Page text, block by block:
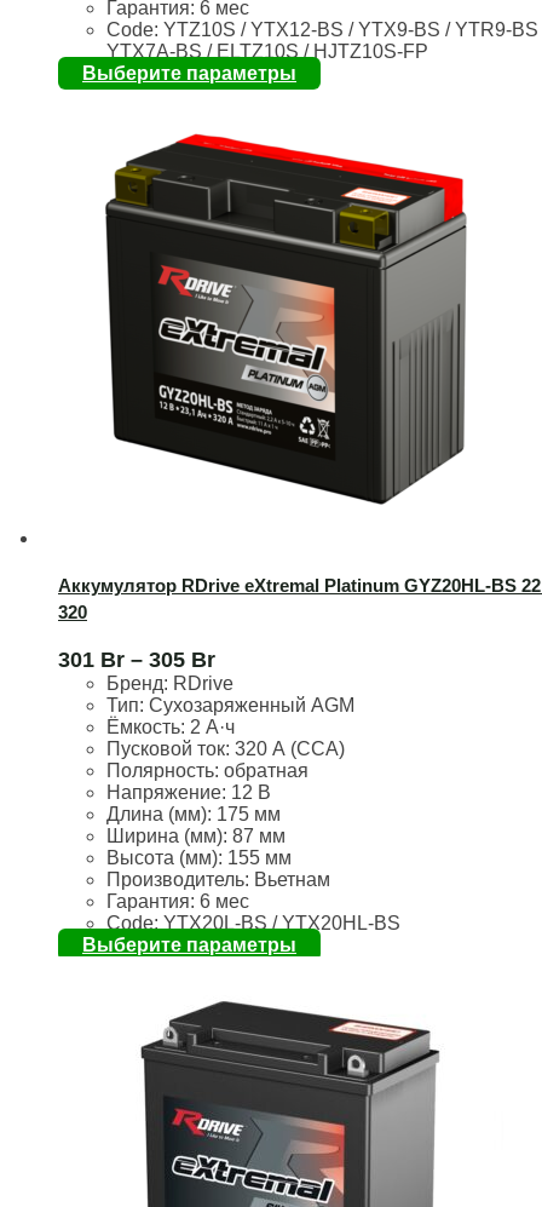
Гарантия: 6 мес
Code: YTZ10S / YTX12-BS / YTX9-BS / YTR9-BS
YTX7A-BS / ELTZ10S / HJTZ10S-FP
Выберите параметры
Аккумулятор RDrive eXtremal Platinum GYZ20HL-BS
320
301 Br – 305 Br
Бренд: RDrive
Тип: Сухозаряженный AGM
Ёмкость: 2 А·ч
Пусковой ток: 320 А (CCA)
Полярность: обратная
Напряжение: 12 В
Длина (мм): 175 мм
Ширина (мм): 87 мм
Высота (мм): 155 мм
Производитель: Вьетнам
Гарантия: 6 мес
Code: YTX20L-BS / YTX20HL-BS
Выберите параметры